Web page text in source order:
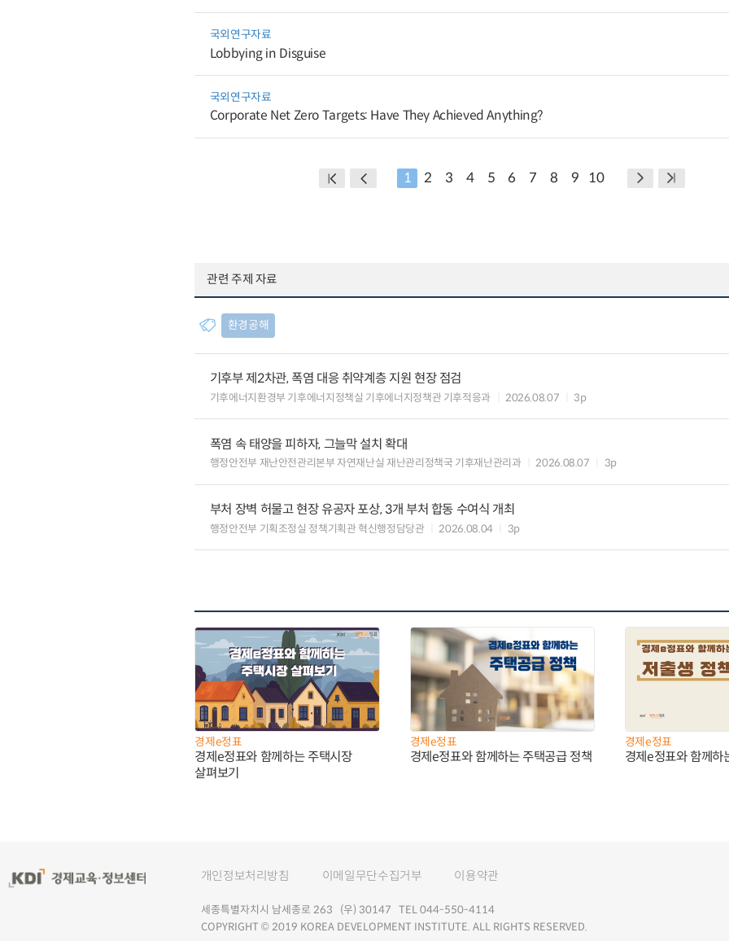
국외연구자료
Lobbying in Disguise
국외연구자료
Corporate Net Zero Targets: Have They Achieved Anything?
1 2 3 4 5 6 7 8 9 10
관련 주제 자료
환경공해
기후부 제2차관, 폭염 대응 취약계층 지원 현장 점검
기후에너지환경부 기후에너지정책실 기후에너지정책관 기후적응과 2026.08.07 3p
폭염 속 태양을 피하자, 그늘막 설치 확대
행정안전부 재난안전관리본부 자연재난실 재난관리정책국 기후재난관리과 2026.08.07 3p
부처 장벽 허물고 현장 유공자 포상, 3개 부처 합동 수여식 개최
행정안전부 기획조정실 정책기획관 혁신행정담당관 2026.08.04 3p
경제e정표
경제e정표와 함께하는 주택시장
살펴보기
경제e정표
경제e정표와 함께하는 주택공급 정책
경제e정표
경제e정표와 함께하
개인정보처리방침 이메일무단수집거부 이용약관
세종특별자치시 남세종로 263 (우) 30147 TEL 044-550-4114
COPYRIGHT © 2019 KOREA DEVELOPMENT INSTITUTE. ALL RIGHTS RESERVED.